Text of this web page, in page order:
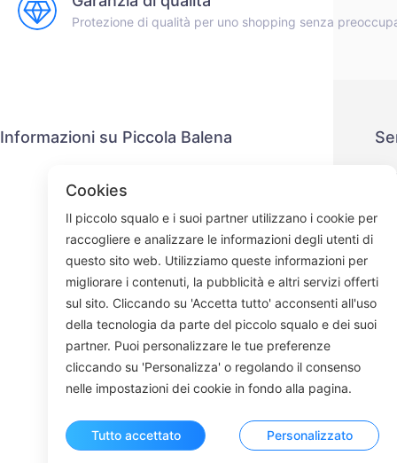
Protezione di qualità per uno shopping senza
Informazioni su Piccola Balena
Processo di spedizione
Processo di rimborso
Chi siamo
ROOM
Cookies
Il piccolo squalo e i suoi partner utilizzano i cookie per
raccogliere e analizzare le informazioni degli utenti di
questo sito web. Utilizziamo queste informazioni per
migliorare i contenuti, la pubblicità e altri servizi offerti
sul sito. Cliccando su 'Accetta tutto' acconsenti all'uso
della tecnologia da parte del piccolo squalo e dei suoi
partner. Puoi personalizzare le tue preferenze
cliccando su 'Personalizza' o regolando il consenso
nelle impostazioni dei cookie in fondo alla pagina.
Tutto accettato Personalizzato